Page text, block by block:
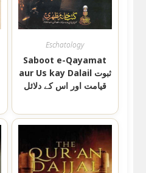
Eschatology
Saboot e-Qayamat
aur Us kay Dalail ثبوت
قیامت اور اس کے دلائل